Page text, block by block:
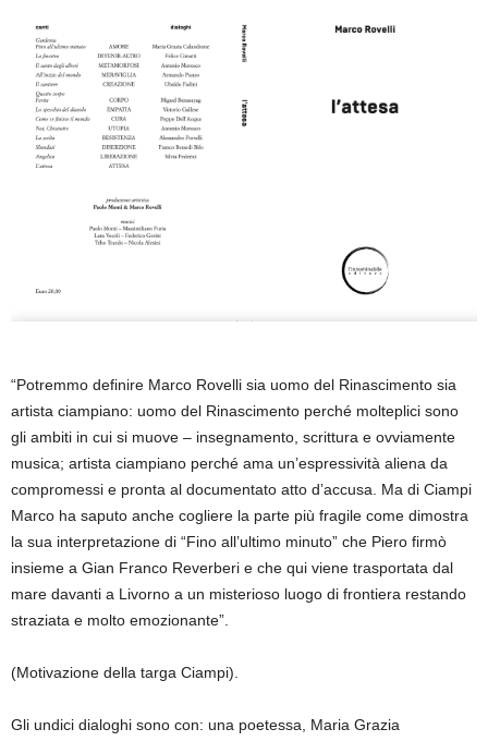
“Potremmo definire Marco Rovelli sia uomo del Rinascimento sia
artista ciampiano: uomo del Rinascimento perché molteplici sono
gli ambiti in cui si muove – insegnamento, scrittura e ovviamente
musica; artista ciampiano perché ama un’espressività aliena da
compromessi e pronta al documentato atto d’accusa. Ma di Ciampi
Marco ha saputo anche cogliere la parte più fragile come dimostra
la sua interpretazione di “Fino all’ultimo minuto” che Piero firmò
insieme a Gian Franco Reverberi e che qui viene trasportata dal
mare davanti a Livorno a un misterioso luogo di frontiera restando
straziata e molto emozionante”.
(Motivazione della targa Ciampi).
Gli undici dialoghi sono con: una poetessa, Maria Grazia